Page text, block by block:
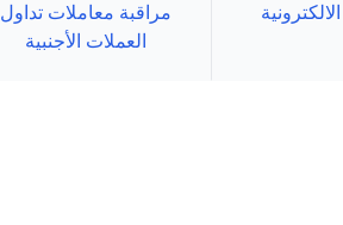
مراقبة معاملات تداول
العملات الأجنبية